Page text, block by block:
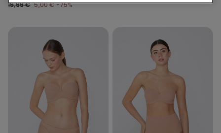
19,99 € 5,00 €-75%